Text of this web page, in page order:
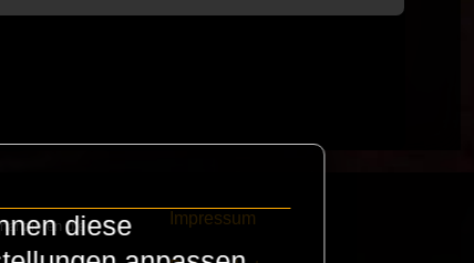
die
Impressum
diese